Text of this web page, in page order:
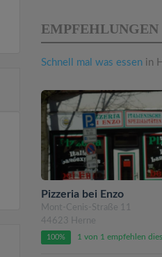
EMPFEHLUNGEN
Schnell mal was essen in
Pizzeria bei Enzo
Mont-Cenis-Straße 11
44623 Herne
100% 1 von 1 empfehlen